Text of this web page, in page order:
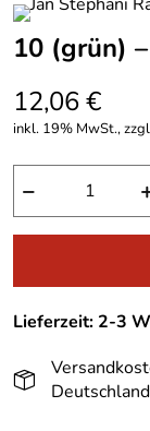
10 (grün)
12,06 €
inkl. 19% MwSt.,
−
Lieferzeit: 2-3